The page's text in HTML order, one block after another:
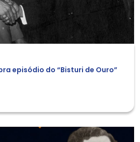
episódio do “Bisturi de Ouro”